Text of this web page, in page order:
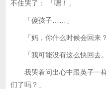
不住哭了： 「嗯！」
「傻孩子……」
「妈，你什么时候会回来？
「我可能没有这么快回去。
我哭着问出心中跟英子一样
们了吗？」